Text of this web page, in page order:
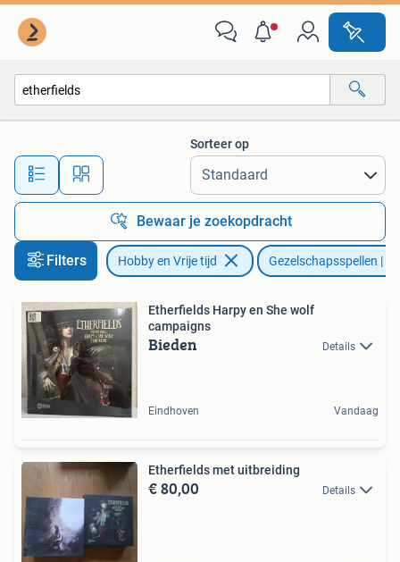
Alle afstanden…
Sorteer op
Bewaar je zoekopdracht
Filters Hobby en Vrije tijd Gezelschapsspellen |
Etherfields Harpy en She wolf
campaigns
Bieden Details
Eindhoven Vandaag
Etherfields met uitbreiding
€ 80,00 Details